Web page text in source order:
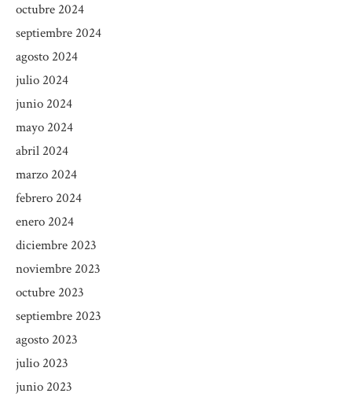
octubre 2024
septiembre 2024
agosto 2024
julio 2024
junio 2024
mayo 2024
abril 2024
marzo 2024
febrero 2024
enero 2024
diciembre 2023
noviembre 2023
octubre 2023
septiembre 2023
agosto 2023
julio 2023
junio 2023